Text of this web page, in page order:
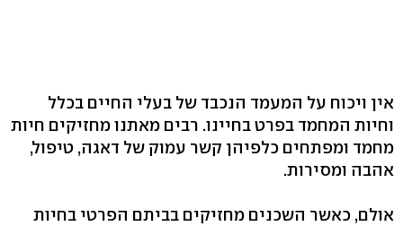
אין ויכוח על המעמד הנכבד של בעלי החיים בכלל
וחיות המחמד בפרט בחיינו. רבים מאתנו מחזיקים חיות
מחמד ומפתחים כלפיהן קשר עמוק של דאגה, טיפול,
אהבה ומסירות.
אולם, כאשר השכנים מחזיקים בביתם הפרטי בחיות